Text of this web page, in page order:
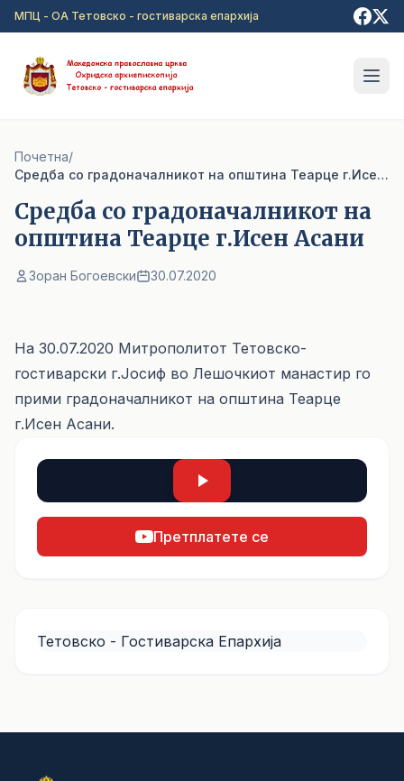
Прејди на главна содржина
МПЦ - ОА Тетовско - гостиварска епархија
Почетна/
Средба со градоначалникот на општина Теарце г.Исен Асани
Средба со градоначалникот на
општина Теарце г.Исен Асани
Зоран Богоевски 30.07.2020
На 30.07.2020 Митрополитот Тетовско-
гостиварски г.Јосиф во Лешочкиот манастир го
прими градоначалникот на општина Теарце
г.Исен Асани.
Претплатете се
Тетовско - Гостиварска Епархија